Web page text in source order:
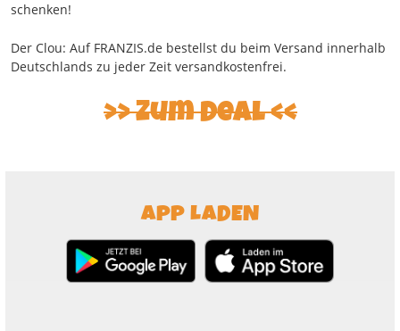
schenken!
Der Clou: Auf FRANZIS.de bestellst du beim Versand innerhalb
Deutschlands zu jeder Zeit versandkostenfrei.
Zum Deal
APP LADEN